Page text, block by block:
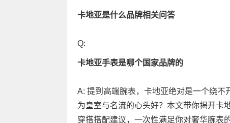
卡地亚是什么品牌相关问答
Q:
卡地亚手表是哪个国家品牌的
A: 提到高端腕表，卡地亚绝对是一个绕
为皇室与名流的心头好？本文带你揭开卡
穿搭搭配建议，一次性满足你对奢华腕表